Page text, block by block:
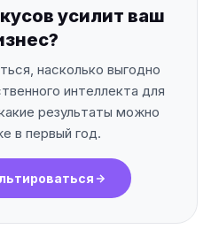
усилит ваш
насколько выгодно
интеллекта для
результаты можно
в первый год.